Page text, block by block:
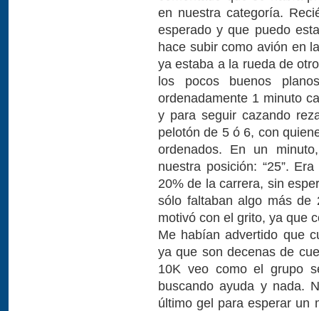
en nuestra categoría.
esperado y que puedo
hace subir como avión en
ya estaba a la rueda de
los pocos buenos
ordenadamente 1 minuto
y para seguir cazando
pelotón de 5 ó 6, con
ordenados. En un
nuestra posición: “25”.
20% de la carrera, sin
sólo faltaban algo más de
motivó con el grito, ya que
Me habían advertido que
ya que son decenas de
10K veo como el grupo
buscando ayuda y nada.
último gel para esperar un